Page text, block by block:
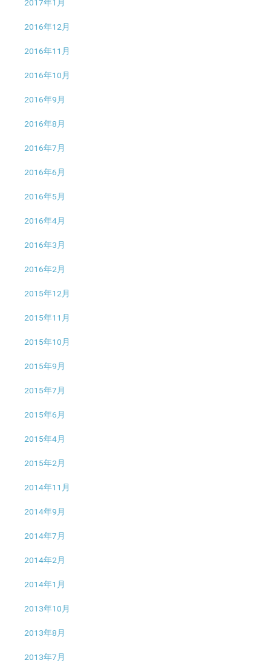
2017年1月
2016年12月
2016年11月
2016年10月
2016年9月
2016年8月
2016年7月
2016年6月
2016年5月
2016年4月
2016年3月
2016年2月
2015年12月
2015年11月
2015年10月
2015年9月
2015年7月
2015年6月
2015年4月
2015年2月
2014年11月
2014年9月
2014年7月
2014年2月
2014年1月
2013年10月
2013年8月
2013年7月